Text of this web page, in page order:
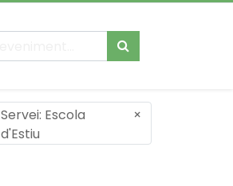
Servei: Escola
d'Estiu
×